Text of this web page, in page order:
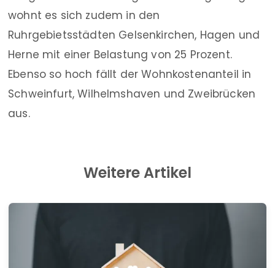
wohnt es sich zudem in den
Ruhrgebietsstädten Gelsenkirchen, Hagen und
Herne mit einer Belastung von 25 Prozent.
Ebenso so hoch fällt der Wohnkostenanteil in
Schweinfurt, Wilhelmshaven und Zweibrücken
aus.
Weitere Artikel